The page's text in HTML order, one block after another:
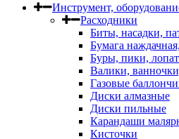
Инструмент,
Расходники
Биты, насадки,
Бумага
Буры, пики,
Валики,
Газовые
Диски алмазные
Диски пильные
Карандаши
Кисточки